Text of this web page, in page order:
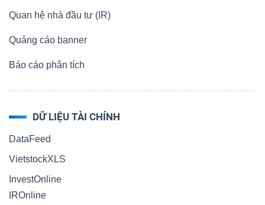
Quan hệ nhà đầu tư (IR)
Quảng cáo banner
Báo cáo phân tích
DỮ LIỆU TÀI CHÍNH
DataFeed
VietstockXLS
InvestOnline
IROnline